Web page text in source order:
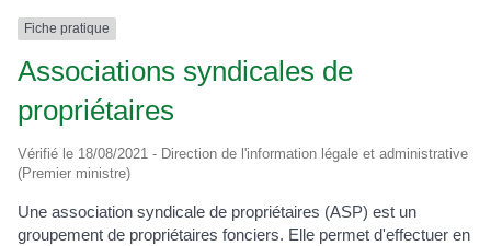
Fiche pratique
Associations syndicales de
propriétaires
Vérifié le 18/08/2021 - Direction de l'information légale et administrative
(Premier ministre)
Une association syndicale de propriétaires (ASP) est un
groupement de propriétaires fonciers. Elle permet d'effectuer en